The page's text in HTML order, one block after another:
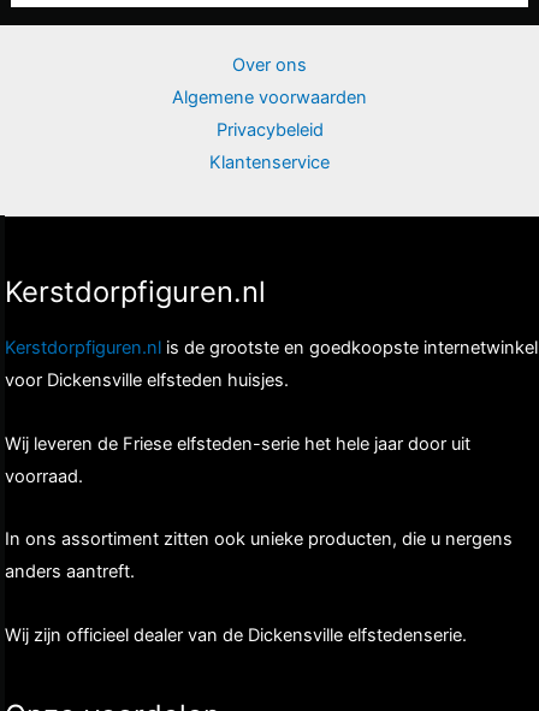
Over ons
Algemene voorwaarden
Privacybeleid
Klantenservice
Kerstdorpfiguren.nl
Kerstdorpfiguren.nl is de grootste en goedkoopste internetwinkel
voor Dickensville elfsteden huisjes.
Wij leveren de Friese elfsteden-serie het hele jaar door uit
voorraad.
In ons assortiment zitten ook unieke producten, die u nergens
anders aantreft.
Wij zijn officieel dealer van de Dickensville elfstedenserie.